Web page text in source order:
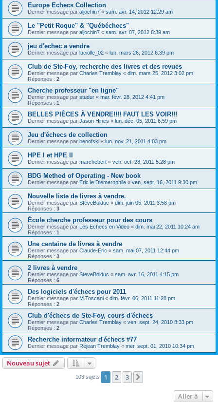
Europe Echecs Collection
Dernier message par aljochin7 « sam. avr. 14, 2012 12:29 am
Le "Petit Roque" & "Québéchecs"
Dernier message par aljochin7 « sam. avr. 07, 2012 8:39 am
jeu d'echec a vendre
Dernier message par luciolle_02 « lun. mars 26, 2012 6:39 pm
Club de Ste-Foy, recherche des livres et des revues
Dernier message par Charles Tremblay « dim. mars 25, 2012 3:02 pm
Réponses : 2
Cherche professeur "en ligne"
Dernier message par studur « mar. févr. 28, 2012 4:41 pm
Réponses : 1
BELLES PIÈCES À VENDRE!!!! FAUT LES VOIR!!!
Dernier message par Jason Hines « lun. déc. 05, 2011 6:59 pm
Jeu d'échecs de collection
Dernier message par benofski « lun. nov. 21, 2011 4:03 pm
HPE I et HPE II
Dernier message par marchebert « ven. oct. 28, 2011 5:28 pm
BDG Method of Operating - New book
Dernier message par Eric le Diemerophile « ven. sept. 16, 2011 9:30 pm
Nouvelle liste de livres à vendre.
Dernier message par SteveBolduc « dim. juin 05, 2011 3:58 pm
Réponses : 3
École cherche professeur pour des cours
Dernier message par Les Echecs en Video « dim. mai 22, 2011 10:24 am
Réponses : 1
Une centaine de livres à vendre
Dernier message par Claude-Eric « sam. mai 07, 2011 12:44 pm
Réponses : 3
2 livres à vendre
Dernier message par SteveBolduc « sam. avr. 16, 2011 4:15 pm
Réponses : 6
Des logiciels d'échecs pour 2011
Dernier message par M.Toscani « dim. févr. 06, 2011 11:28 pm
Réponses : 2
Club d'échecs de Ste-Foy, cours d'échecs
Dernier message par Charles Tremblay « ven. sept. 24, 2010 8:33 pm
Réponses : 2
Recherche informateur d'échecs #77
Dernier message par Réjean Tremblay « mer. sept. 01, 2010 10:34 pm
Nouveau sujet
103 sujets 1 2 3
Aller à